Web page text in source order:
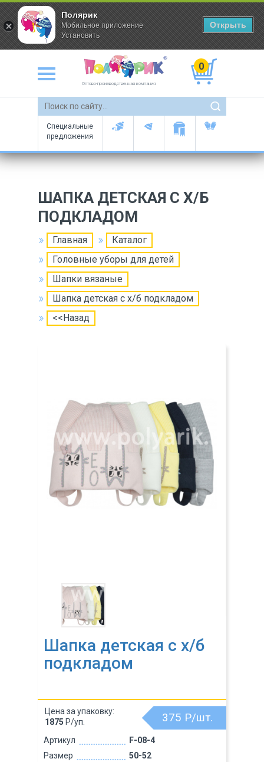
Оптово-производственная компания
0
Специальные
предложения
ШАПКА ДЕТСКАЯ С Х/Б
ПОДКЛАДОМ
Главная
Каталог
Головные уборы для детей
Шапки вязаные
Шапка детская с х/б подкладом
<<Назад
Шапка детская с х/б
подкладом
Артикул
F-08-4
Размер
50-52
375 Р/шт.
Цена за упаковку:
1875 Р/уп.
Полярик
Мобильное приложение
Установить
Открыть